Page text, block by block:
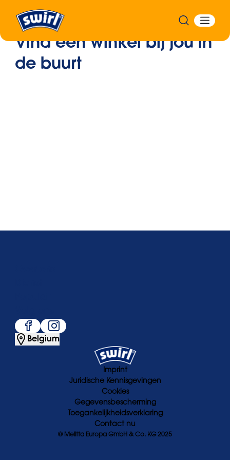
Vind een winkel bij jou in
de buurt
Belgium
© Melitta Europa GmbH & Co. KG 2025
Imprint
Juridische Kennisgevingen
Cookies
Gegevensbescherming
Toegankelijkheidsverklaring
Contact nu